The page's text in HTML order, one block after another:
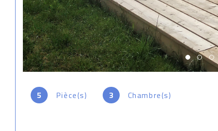
5 Pièce(s) 3 Chambre(s)